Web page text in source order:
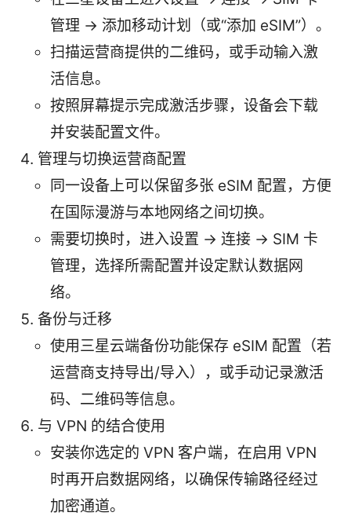
管理 -> 添加移动计划（或“添加 eSIM”）。
扫描运营商提供的二维码，或手动输入激
活信息。
按照屏幕提示完成激活步骤，设备会下载
并安装配置文件。
管理与切换运营商配置
同一设备上可以保留多张 eSIM 配置，方便
在国际漫游与本地网络之间切换。
需要切换时，进入设置 -> 连接 -> SIM 卡
管理，选择所需配置并设定默认数据网
络。
备份与迁移
使用三星云端备份功能保存 eSIM 配置（若
运营商支持导出/导入），或手动记录激活
码、二维码等信息。
与 VPN 的结合使用
安装你选定的 VPN 客户端，在启用 VPN
时再开启数据网络，以确保传输路径经过
加密通道。